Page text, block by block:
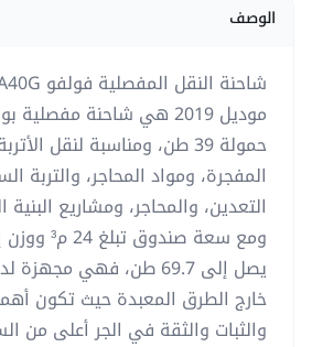
الوصف
حمولة 39 طن، ومناسبة لنقل
المفجرة، ومواد المحاجر، والتربة
التعدين، والمحاجر، ومشاريع البنية
ومع سعة
يصل إلى 69.7 طن، فهي
خارج الطرق المعبدة حيث تكون
والثبات والثقة في الجر أعلى من